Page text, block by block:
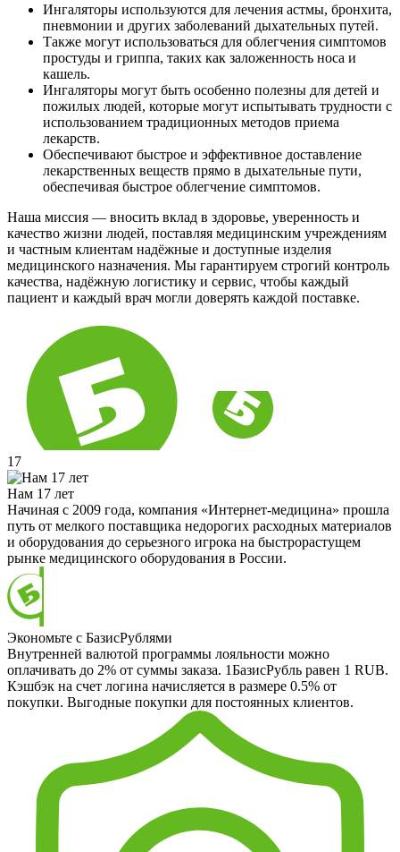
Ингаляторы используются для лечения астмы, бронхита,
пневмонии и других заболеваний дыхательных путей.
Также могут использоваться для облегчения симптомов
простуды и гриппа, таких как заложенность носа и
кашель.
Ингаляторы могут быть особенно полезны для детей и
пожилых людей, которые могут испытывать трудности с
использованием традиционных методов приема
лекарств.
Обеспечивают быстрое и эффективное доставление
лекарственных веществ прямо в дыхательные пути,
обеспечивая быстрое облегчение симптомов.
Наша миссия — вносить вклад в здоровье, уверенность и
качество жизни людей, поставляя медицинским учреждениям
и частным клиентам надёжные и доступные изделия
медицинского назначения. Мы гарантируем строгий контроль
качества, надёжную логистику и сервис, чтобы каждый
пациент и каждый врач могли доверять каждой поставке.
17
Нам 17 лет
Начиная с 2009 года, компания «Интернет-медицина» прошла
путь от мелкого поставщика недорогих расходных материалов
и оборудования до серьезного игрока на быстрорастущем
рынке медицинского оборудования в России.
Экономьте с БазисРублями
Внутренней валютой программы лояльности можно
оплачивать до 2% от суммы заказа. 1БазисРубль равен 1 RUB.
Кэшбэк на счет логина начисляется в размере 0.5% от
покупки. Выгодные покупки для постоянных клиентов.